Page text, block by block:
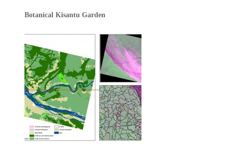
Botanical Kisantu Garden